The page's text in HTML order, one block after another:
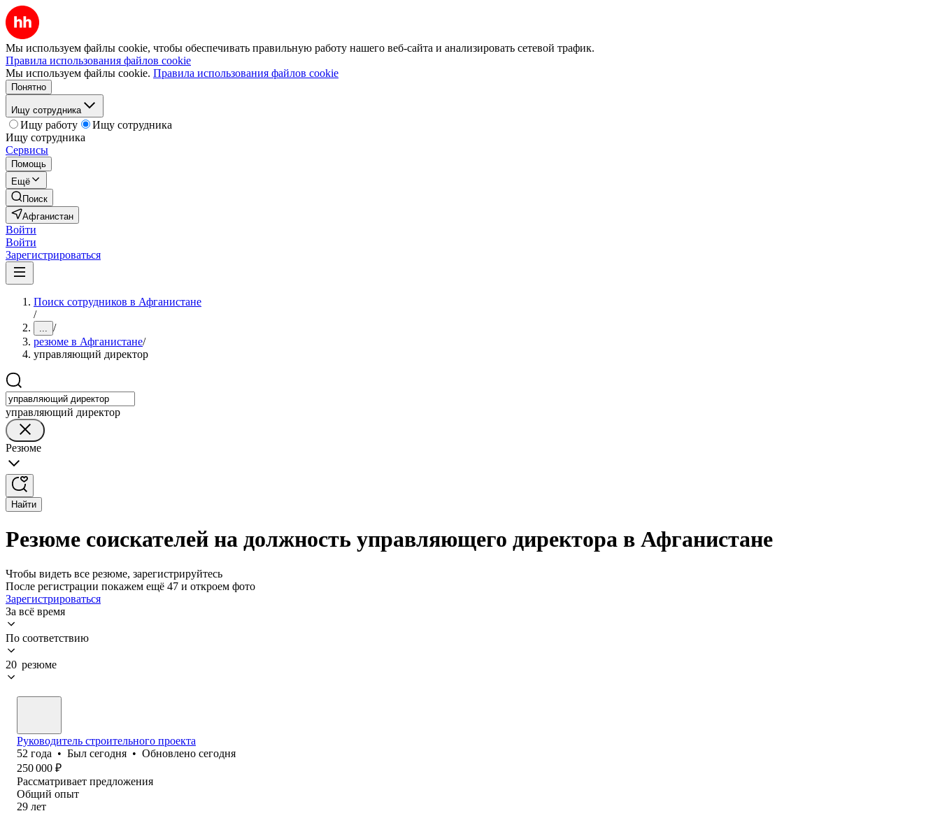
Мы используем файлы cookie, чтобы обеспечивать правильную работу нашего веб-сайта и анализировать сетевой трафик.
Правила использования файлов cookie
Мы используем файлы cookie. Правила использования файлов cookie
Понятно
Ищу сотрудника
Ищу работу
Ищу сотрудника
Ищу сотрудника
Сервисы
Помощь
Ещё
Поиск
Афганистан
Войти
Войти
Зарегистрироваться
Поиск сотрудников в Афганистане
/
... /
резюме в Афганистане/
управляющий директор
управляющий директор
Резюме
Найти
Резюме соискателей на должность управляющего директора в Афганистане
Чтобы видеть все резюме, зарегистрируйтесь
После регистрации покажем ещё 47 и откроем фото
Зарегистрироваться
За всё время
По соответствию
20 резюме
Руководитель строительного проекта
52 года • Был сегодня • Обновлено сегодня
250 000 ₽
Рассматривает предложения
Общий опыт
29 лет